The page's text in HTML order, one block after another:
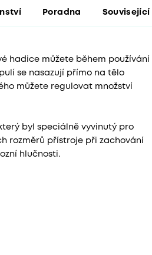
Poradna
hadice můžete během používání
se nasazují přímo na tělo
můžete regulovat množství
byl speciálně vyvinutý pro
rozměrů přístroje při zachování
hlučnosti.